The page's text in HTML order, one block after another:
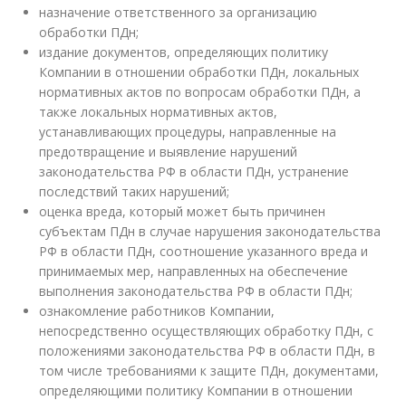
назначение ответственного за организацию
обработки ПДн;
издание документов, определяющих политику
Компании в отношении обработки ПДн, локальных
нормативных актов по вопросам обработки ПДн, а
также локальных нормативных актов,
устанавливающих процедуры, направленные на
предотвращение и выявление нарушений
законодательства РФ в области ПДн, устранение
последствий таких нарушений;
оценка вреда, который может быть причинен
субъектам ПДн в случае нарушения законодательства
РФ в области ПДн, соотношение указанного вреда и
принимаемых мер, направленных на обеспечение
выполнения законодательства РФ в области ПДн;
ознакомление работников Компании,
непосредственно осуществляющих обработку ПДн, с
положениями законодательства РФ в области ПДн, в
том числе требованиями к защите ПДн, документами,
определяющими политику Компании в отношении